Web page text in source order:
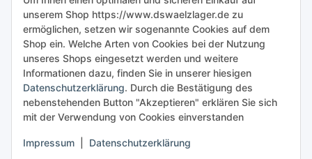
unserem Shop https://www.dswaelzlager.de zu
ermöglichen, setzen wir sogenannte Cookies auf dem
Shop ein. Welche Arten von Cookies bei der Nutzung
unseres Shops eingesetzt werden und weitere
Informationen dazu, finden Sie in unserer hiesigen
Datenschutzerklärung. Durch die Bestätigung des
nebenstehenden Button "Akzeptieren" erklären Sie sich
mit der Verwendung von Cookies einverstanden
Impressum Datenschutzerklärung